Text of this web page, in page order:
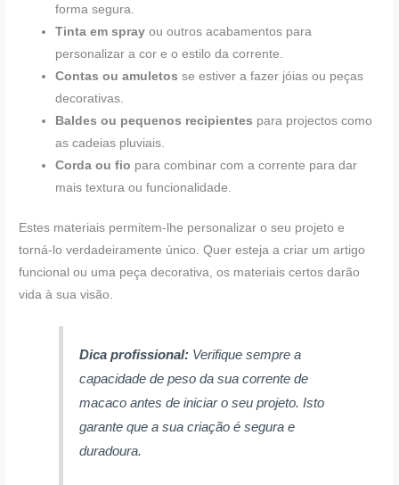
forma segura.
Tinta em spray ou outros acabamentos para
personalizar a cor e o estilo da corrente.
Contas ou amuletos se estiver a fazer jóias ou peças
decorativas.
Baldes ou pequenos recipientes para projectos como
as cadeias pluviais.
Corda ou fio para combinar com a corrente para dar
mais textura ou funcionalidade.
Estes materiais permitem-lhe personalizar o seu projeto e
torná-lo verdadeiramente único. Quer esteja a criar um artigo
funcional ou uma peça decorativa, os materiais certos darão
vida à sua visão.
Dica profissional: Verifique sempre a
capacidade de peso da sua corrente de
macaco antes de iniciar o seu projeto. Isto
garante que a sua criação é segura e
duradoura.